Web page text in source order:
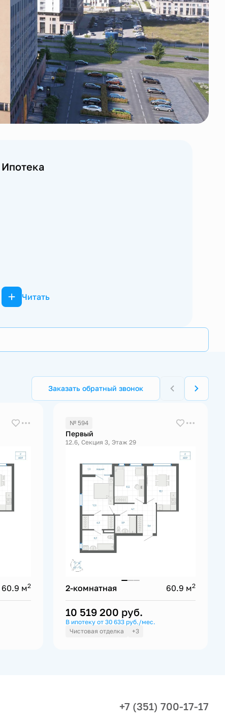
Ипотека
Читать
Заказать обратный звонок
60.9 м2
№ 594
Первый
12.6, Секция 3, Этаж 29
2-комнатная 60.9 м2
10 519 200 руб.
В ипотеку от 30 633 руб./мес.
Чистовая отделка
+3
+7 (351) 700-17-17